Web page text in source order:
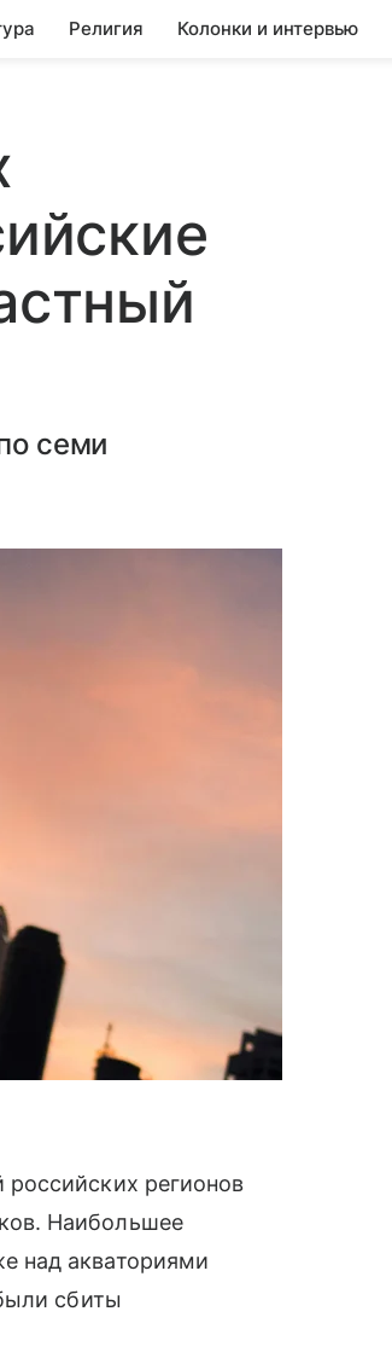
Религия Колонки и интервью
семи
регионов
Наибольшее
над акваториями
сбиты